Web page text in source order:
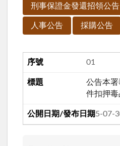
刑事保證金發還招領公告
人事公告 採購公告
01
公告本
件扣押毒
115-07-